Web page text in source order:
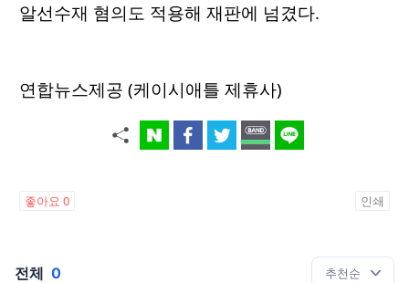
알선수재 혐의도 적용해 재판에 넘겼다.
연합뉴스제공 (케이시애틀 제휴사)
좋아요 0 인쇄
전체 0